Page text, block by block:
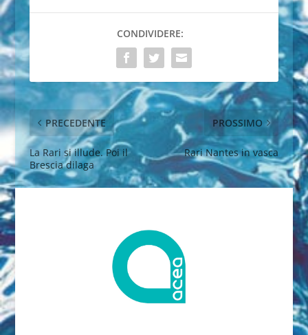
CONDIVIDERE:
PRECEDENTE
La Rari si illude. Poi il
Brescia dilaga
PROSSIMO
Rari Nantes in vasca